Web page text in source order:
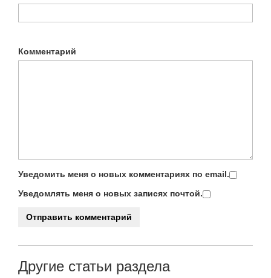
Комментарий
Уведомить меня о новых комментариях по email.
Уведомлять меня о новых записях почтой.
Другие статьи раздела